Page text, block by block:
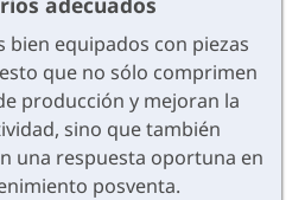
bien equipados con piezas
que no sólo comprimen
producción y mejoran la
sino que también
una respuesta oportuna en
posventa.